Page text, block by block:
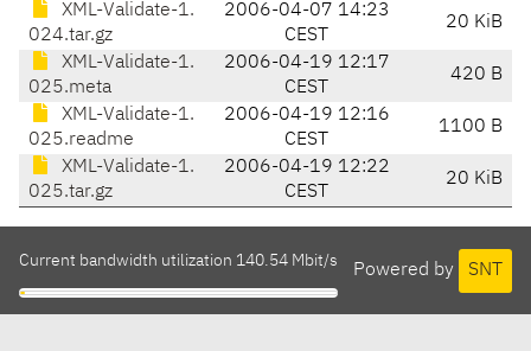
XML-Validate-1.
024.tar.gz
2006-04-07 14:23
CEST
20 KiB
XML-Validate-1.
025.meta
2006-04-19 12:17
CEST
420 B
XML-Validate-1.
025.readme
2006-04-19 12:16
CEST
1100 B
XML-Validate-1.
025.tar.gz
2006-04-19 12:22
CEST
20 KiB
Powered by SNT
Current bandwidth utilization 140.54 Mbit/s